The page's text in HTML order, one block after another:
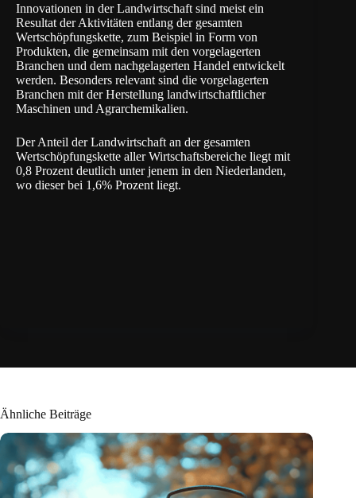
Innovationen in der Landwirtschaft sind meist ein
Resultat der Aktivitäten entlang der gesamten
Wertschöpfungskette, zum Beispiel in Form von
Produkten, die gemeinsam mit den vorgelagerten
Branchen und dem nachgelagerten Handel entwickelt
werden. Besonders relevant sind die vorgelagerten
Branchen mit der Herstellung landwirtschaftlicher
Maschinen und Agrarchemikalien.
Der Anteil der Landwirtschaft an der gesamten
Wertschöpfungskette aller Wirtschaftsbereiche liegt mit
0,8 Prozent deutlich unter jenem in den Niederlanden,
wo dieser bei 1,6% Prozent liegt.
Ähnliche Beiträge